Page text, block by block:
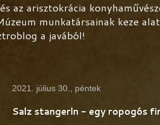
az arisztokrácia
munkatársainak keze
a javából!
2021. július 30., péntek
Salz stangerln - egy ropogós